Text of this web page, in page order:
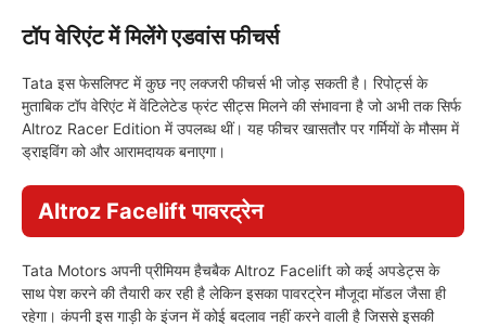
टॉप वेरिएंट में मिलेंगे एडवांस फीचर्स
Tata इस फेसलिफ्ट में कुछ नए लक्जरी फीचर्स भी जोड़ सकती है। रिपोर्ट्स के
मुताबिक टॉप वेरिएंट में वेंटिलेटेड फ्रंट सीट्स मिलने की संभावना है जो अभी तक सिर्फ
Altroz Racer Edition में उपलब्ध थीं। यह फीचर खासतौर पर गर्मियों के मौसम में
ड्राइविंग को और आरामदायक बनाएगा।
Altroz Facelift पावरट्रेन
Tata Motors अपनी प्रीमियम हैचबैक Altroz Facelift को कई अपडेट्स के
साथ पेश करने की तैयारी कर रही है लेकिन इसका पावरट्रेन मौजूदा मॉडल जैसा ही
रहेगा। कंपनी इस गाड़ी के इंजन में कोई बदलाव नहीं करने वाली है जिससे इसकी